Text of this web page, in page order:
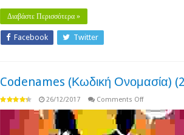
Διαβάστε Περισσότερα »
Facebook Twitter
Codenames (Κωδική Ονομασία)
26/12/2017 Comments Offon
(Κωδική
Ονομασία)
(2015)